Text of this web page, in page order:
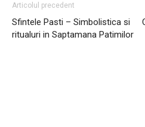
Articolul precedent
Sfintele Pasti – Simbolistica si
ritualuri in Saptamana Patimilor